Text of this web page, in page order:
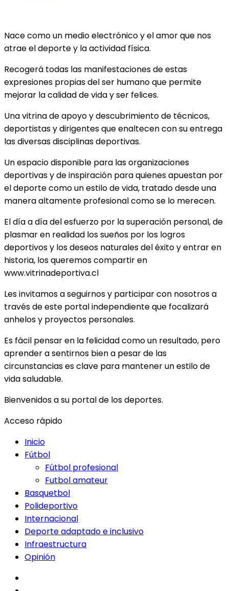
Nace como un medio electrónico y el amor que nos
atrae el deporte y la actividad física.
Recogerá todas las manifestaciones de estas
expresiones propias del ser humano que permite
mejorar la calidad de vida y ser felices.
Una vitrina de apoyo y descubrimiento de técnicos,
deportistas y dirigentes que enaltecen con su entrega
las diversas disciplinas deportivas.
Un espacio disponible para las organizaciones
deportivas y de inspiración para quienes apuestan por
el deporte como un estilo de vida, tratado desde una
manera altamente profesional como se lo merecen.
El día a día del esfuerzo por la superación personal, de
plasmar en realidad los sueños por los logros
deportivos y los deseos naturales del éxito y entrar en
historia, los queremos compartir en
www.vitrinadeportiva.cl
Les invitamos a seguirnos y participar con nosotros a
través de este portal independiente que focalizará
anhelos y proyectos personales.
Es fácil pensar en la felicidad como un resultado, pero
aprender a sentirnos bien a pesar de las
circunstancias es clave para mantener un estilo de
vida saludable.
Bienvenidos a su portal de los deportes.
Acceso rápido
Inicio
Fútbol
Fútbol profesional
Futbol amateur
Basquetbol
Polideportivo
Internacional
Deporte adaptado e inclusivo
Infraestructura
Opinión